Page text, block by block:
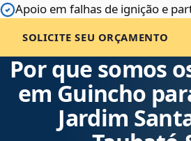
Apoio em falhas de ignição e
SOLICITE SEU ORÇAMENTO
Por que somos
em Guincho
Jardim